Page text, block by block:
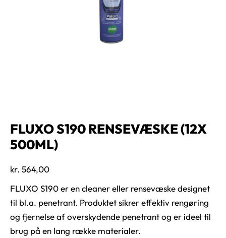
FLUXO S190 RENSEVÆSKE (12X
500ML)
kr. 564,00
FLUXO S190 er en cleaner eller rensevæske designet
til bl.a. penetrant. Produktet sikrer effektiv rengøring
og fjernelse af overskydende penetrant og er ideel til
brug på en lang række materialer.